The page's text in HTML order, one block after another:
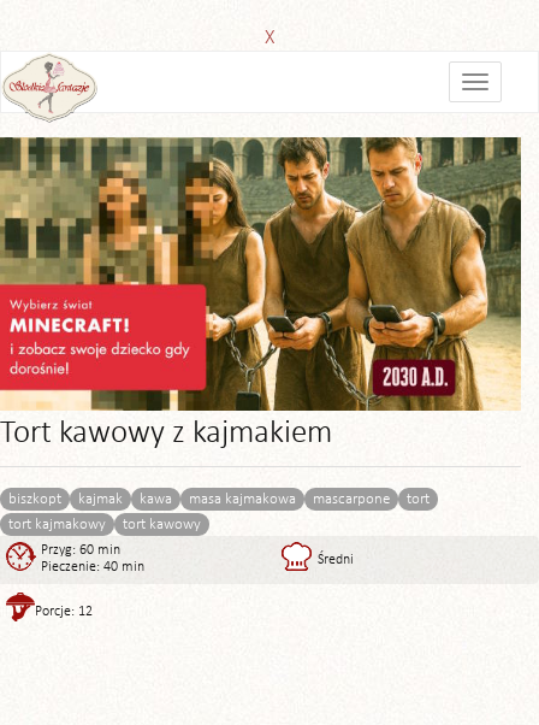
X
Tort kawowy z kajmakiem
biszkopt kajmak kawa masa kajmakowa mascarpone
tort
tort kajmakowy
tort kawowy
Przyg: 60 min
Pieczenie: 40 min
Średni
Porcje: 12